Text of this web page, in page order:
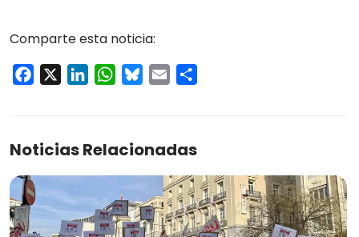
Comparte esta noticia:
Facebook LinkedInWhatsApp
Bluesky
Email
Noticias Relacionadas